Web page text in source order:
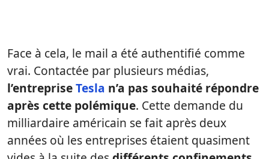
Face à cela, le mail a été authentifié comme
vrai. Contactée par plusieurs médias,
l’entrepriseTesla n’a pas souhaité répondre
après cette polémique. Cette demande du
milliardaire américain se fait après deux
années où les entreprises étaient quasiment